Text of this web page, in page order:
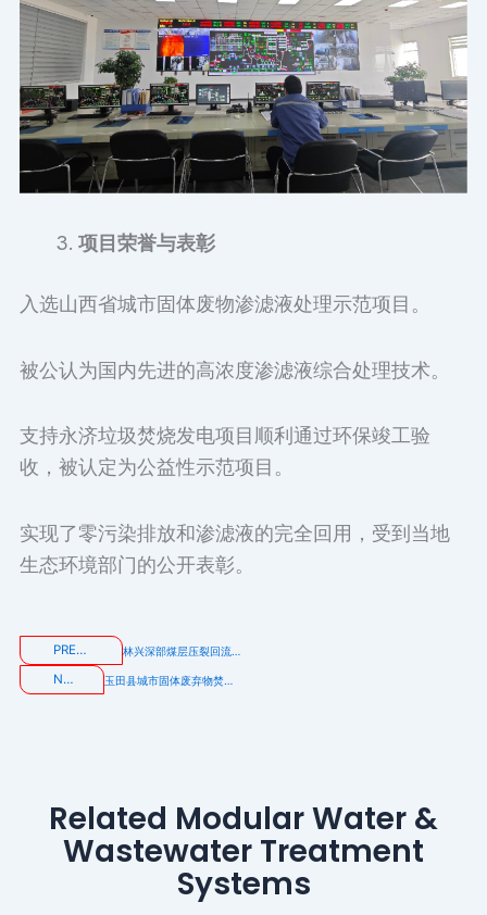
项目荣誉与表彰
入选山西省城市固体废物渗滤液处理示范项目。
被公认为国内先进的高浓度渗滤液综合处理技术。
支持永济垃圾焚烧发电项目顺利通过环保竣工验
收，被认定为公益性示范项目。
实现了零污染排放和渗滤液的完全回用，受到当地
生态环境部门的公开表彰。
PREVIOUS 林兴深部煤层压裂回流液及采出水处理项目
NEXT 玉田县城市固体废弃物焚烧发电项目渗滤液处理工程
Related Modular Water &
Wastewater Treatment
Systems